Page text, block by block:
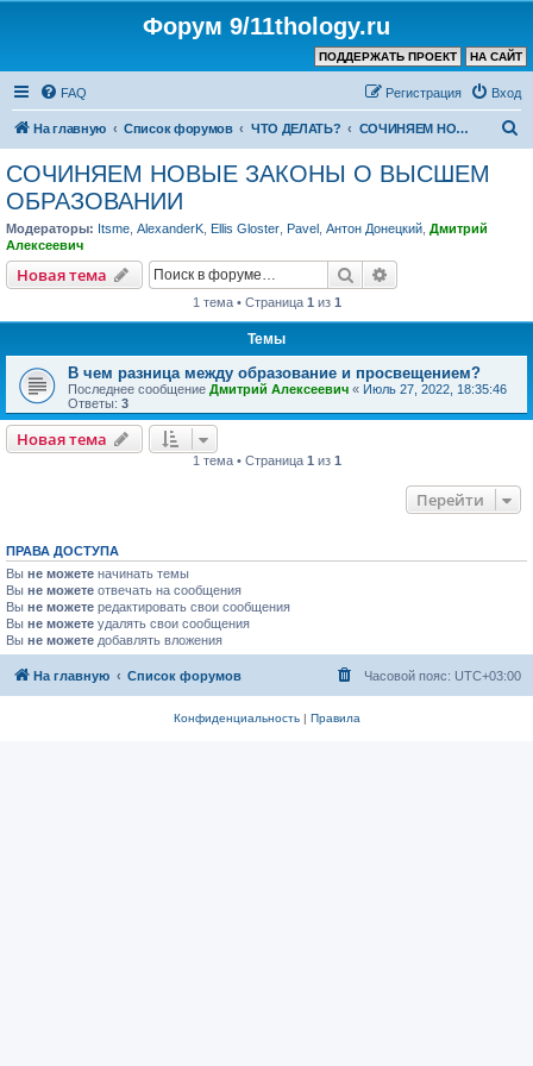
Форум 9/11thology.ru
НА САЙТ
ПОДДЕРЖАТЬ ПРОЕКТ
FAQ Вход
Регистрация
На главную Список форумов ЧТО ДЕЛАТЬ? СОЧИНЯЕМ НОВЫЕ ЗАКОНЫ О ВЫСШЕМ ОБРАЗОВАНИИ
СОЧИНЯЕМ НОВЫЕ ЗАКОНЫ О ВЫСШЕМ
ОБРАЗОВАНИИ
Модераторы: Itsme AlexanderK Ellis Gloster Pavel Антон Донецкий Дмитрий
Алексеевич
Новая тема Поиск
1 тема • Страница 1 из 1
Темы
В чем разница между образование и просвещением?
Последнее сообщение Дмитрий Алексеевич « Июль 27, 2022, 18:35:46
Ответы: 3
Новая тема
1 тема • Страница 1 из 1
Перейти
ПРАВА ДОСТУПА
Вы не можете начинать темы
Вы не можете отвечать на сообщения
Вы не можете редактировать свои сообщения
Вы не можете удалять свои сообщения
Вы не можете добавлять вложения
На главную Список форумов Часовой пояс: UTC+03:00
Конфиденциальность| Правила